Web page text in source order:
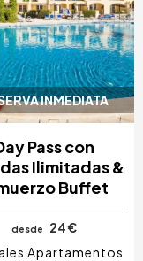
INMEDIATA
Pass con
Ilimitadas &
Buffet
desde
24 €
Apartamentos